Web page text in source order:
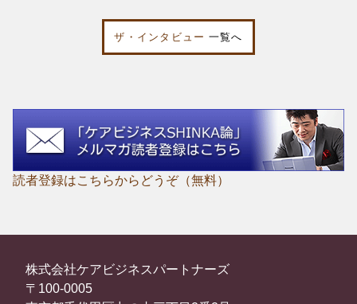
ザ・インタビュー 一覧へ
読者登録はこちらからどうぞ（無料）
株式会社ケアビジネスパートナーズ
〒100-0005